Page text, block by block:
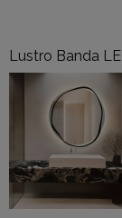
Lustro Banda